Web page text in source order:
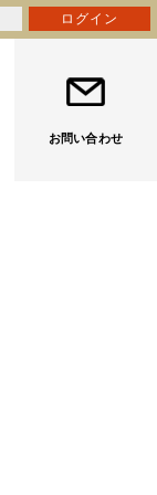
お問い合わせ
ログイン